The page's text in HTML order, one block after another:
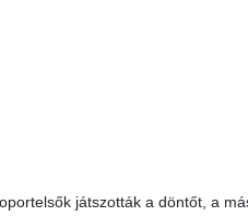
játszották a döntőt, a